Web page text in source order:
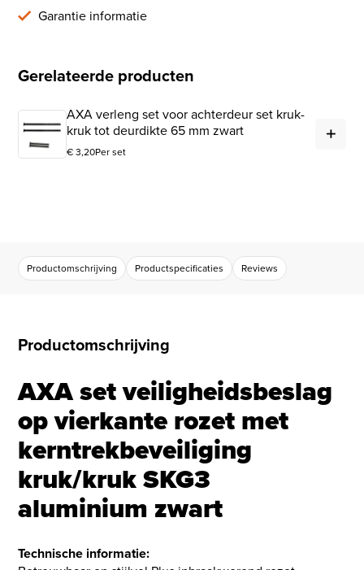
Garantie informatie
Gerelateerde producten
AXA verleng set voor achterdeur set kruk-
kruk tot deurdikte 65 mm zwart
€3,20Per set
Productomschrijving Productspecificaties Reviews
Productomschrijving
AXA set veiligheidsbeslag
op vierkante rozet met
kerntrekbeveiliging
kruk/kruk SKG3
aluminium zwart
Technische informatie: